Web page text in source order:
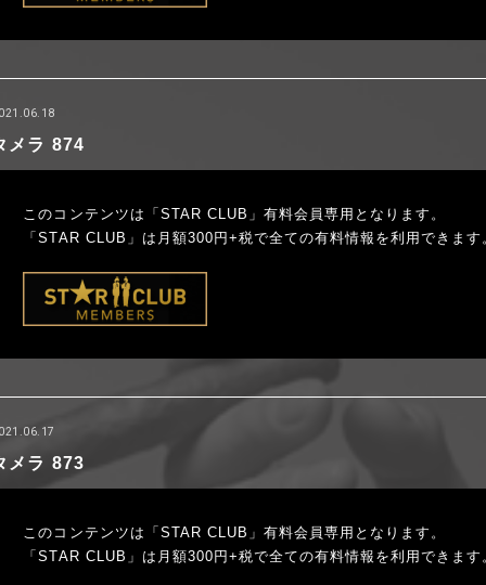
メラ 874
このコンテンツは「STAR CLUB」有料会員専用となります。
「STAR CLUB」は月額300円+税で全ての有料情報を利用できます
メラ 873
このコンテンツは「STAR CLUB」有料会員専用となります。
「STAR CLUB」は月額300円+税で全ての有料情報を利用できます